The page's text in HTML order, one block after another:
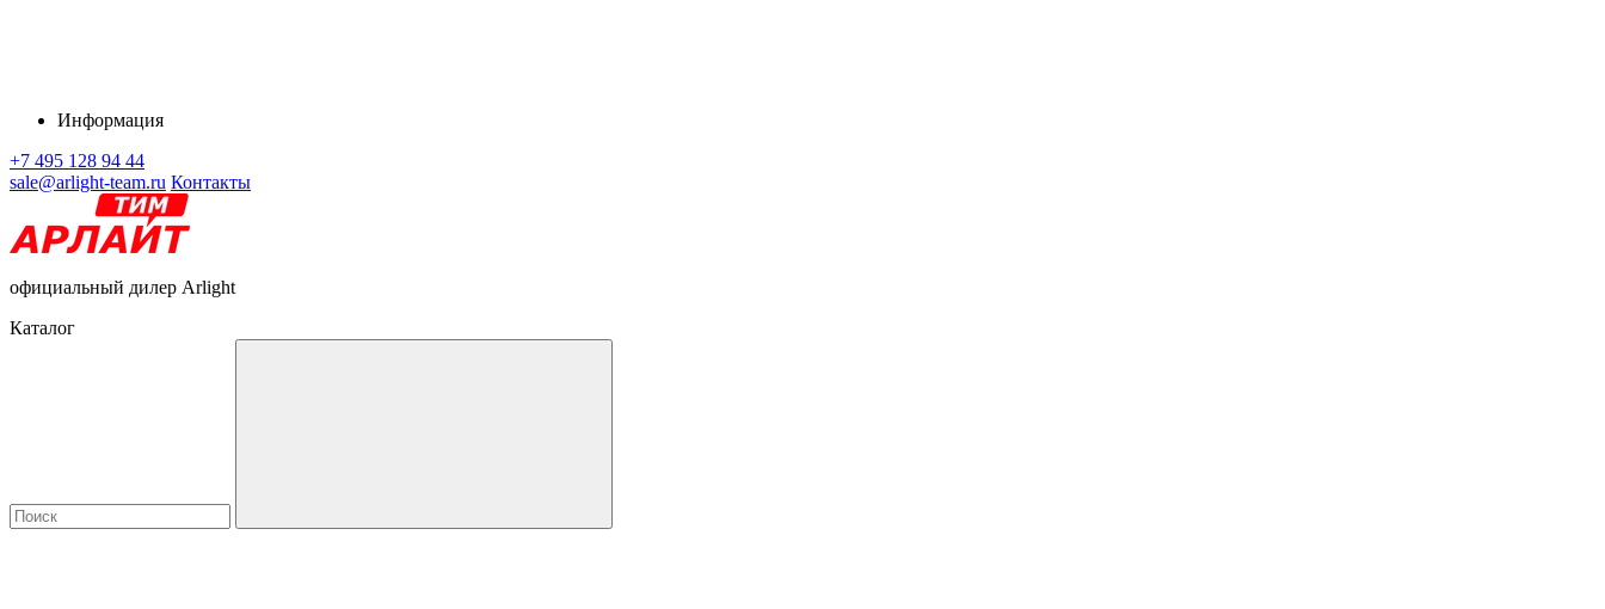
Информация
+7 495 128 94 44
sale@arlight-team.ru Контакты
официальный дилер Arlight
Каталог